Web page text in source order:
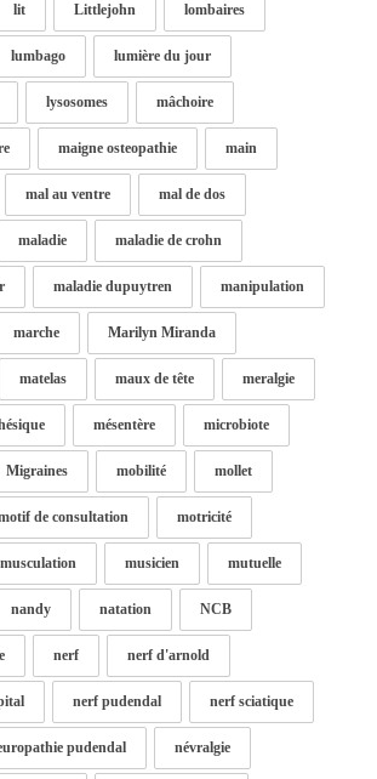
lit Littlejohn lombaires
lumbago lumière du jour
lysosomes mâchoire
maigne osteopathie main
mal au ventre mal de dos
maladie maladie de crohn
maladie dupuytren manipulation
marche Marilyn Miranda
matelas maux de tête meralgie
mésentère microbiote
Migraines mobilité mollet
de consultation motricité
musculation musicien mutuelle
nandy natation NCB
nerf nerf d'arnold
nerf pudendal nerf sciatique
pudendal névralgie